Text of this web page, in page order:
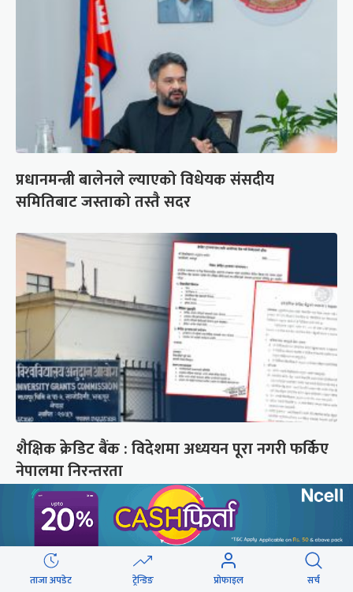
प्रधानमन्त्री बालेनले ल्याएको विधेयक संसदीय
समितिबाट जस्ताको तस्तै सदर
शैक्षिक क्रेडिट बैंक : विदेशमा अध्ययन पूरा नगरी फर्किए
नेपालमा निरन्तरता
छुटाउनुभयो कि ?
संसद्लाई टेर्दैनन् प्रधानमन्त्री, लाचार
छन् सभामुख
ताजा अपडेट ट्रेन्डिङ प्रोफाइल सर्च